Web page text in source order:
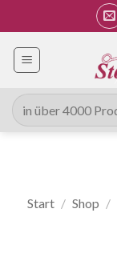
Inhalt
springen
Suche
nach:
Start / Shop /